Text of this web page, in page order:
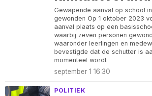
Gewapende aanval op school
gewonden Op 1 oktober 2023
aanval plaats op een
waarbij zeven personen
waaronder leerlingen en
bevestigde dat de schutter is
momenteel wordt
september 1 16:30
POLITIEK